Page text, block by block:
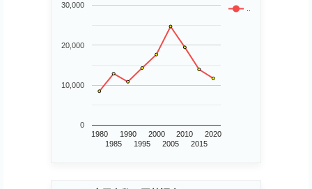
..
1980
1985
1990
1995
2000
2005
2010
2015
2020
0
10,000
20,000
30,000